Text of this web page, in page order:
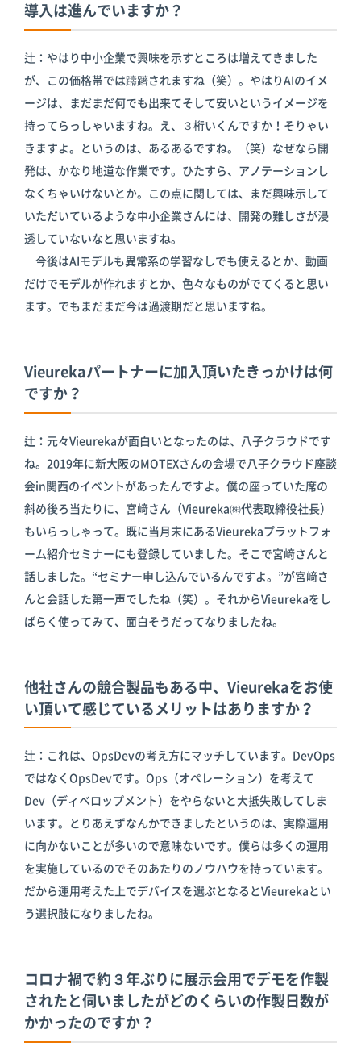
導入は進んでいますか？
辻：やはり中小企業で興味を示すところは増えてきました
が、この価格帯では躊躇されますね（笑）。やはりAIのイメ
ージは、まだまだ何でも出来てそして安いというイメージを
持ってらっしゃいますね。え、３桁いくんですか！そりゃい
きますよ。というのは、あるあるですね。（笑）なぜなら開
発は、かなり地道な作業です。ひたすら、アノテーションし
なくちゃいけないとか。この点に関しては、まだ興味示して
いただいているような中小企業さんには、開発の難しさが浸
透していないなと思いますね。
今後はAIモデルも異常系の学習なしでも使えるとか、動画
だけでモデルが作れますとか、色々なものがでてくると思い
ます。でもまだまだ今は過渡期だと思いますね。
Vieurekaパートナーに加入頂いたきっかけは何
ですか？
辻： 元々Vieurekaが面白いとなったのは、八子クラウドです
ね。2019年に新大阪のMOTEXさんの会場で八子クラウド座談
会in関西のイベントがあったんですよ。僕の座っていた席の
斜め後ろ当たりに、宮﨑さん（Vieureka㈱代表取締役社長）
もいらっしゃって。既に当月末にあるVieurekaプラットフォ
ーム紹介セミナーにも登録していました。そこで宮﨑さんと
話しました。“セミナー申し込んでいるんですよ。”が宮﨑さ
んと会話した第一声でしたね（笑）。それからVieurekaをし
ばらく使ってみて、面白そうだってなりましたね。
他社さんの競合製品もある中、Vieurekaをお使
い頂いて感じているメリットはありますか？
辻：これは、OpsDevの考え方にマッチしています。DevOps
ではなくOpsDevです。Ops（オペレーション）を考えて
Dev（ディベロップメント）をやらないと大抵失敗してしま
います。とりあえずなんかできましたというのは、実際運用
に向かないことが多いので意味ないです。僕らは多くの運用
を実施しているのでそのあたりのノウハウを持っています。
だから運用考えた上でデバイスを選ぶとなるとVieurekaとい
う選択肢になりましたね。
コロナ禍で約３年ぶりに展示会用でデモを作製
されたと伺いましたがどのくらいの作製日数が
かかったのですか？